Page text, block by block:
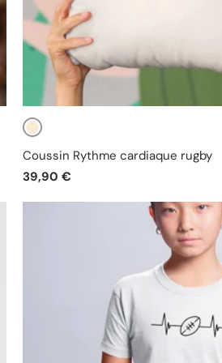
Beige
Coussin Rythme cardiaque rugby
39,90 €